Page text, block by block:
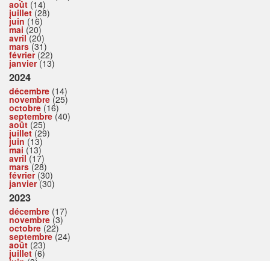
août (14)
juillet(28)
juin (16)
mai (20)
avril(20)
mars(31)
février(22)
janvier(13)
2024
décembre (14)
novembre (25)
octobre (16)
septembre (40)
août (25)
juillet(29)
juin (13)
mai (13)
avril(17)
mars(28)
février(30)
janvier(30)
2023
décembre (17)
novembre (3)
octobre (22)
septembre (24)
août (23)
juillet(6)